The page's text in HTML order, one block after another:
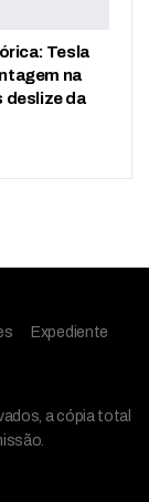
Tesla
na
deslize da
Expediente
a cópia total